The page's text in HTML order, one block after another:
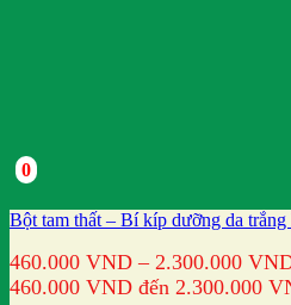
0
Bột tam thất – Bí kíp dưỡng da
460.000 VND – 2.300.000
460.000 VND đến 2.300.000